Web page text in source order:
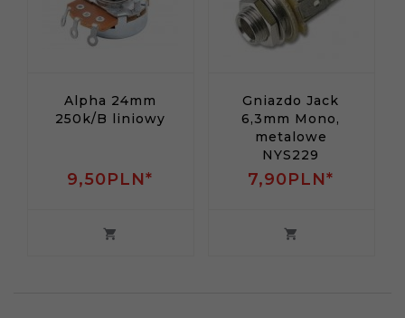
Alpha 24mm
250k/B liniowy
9,50PLN*
Gniazdo Jack
6,3mm Mono,
metalowe
NYS229
7,90PLN*